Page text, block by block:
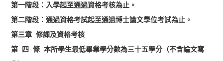
第一階段：入學起至通過資格考核為止。
第二階段：通過資格考試起至通過博士論文學位考試為止。
第三章 修課及資格考核
第 四 條 本所學生最低畢業學分數為三十五學分（不含論文寫